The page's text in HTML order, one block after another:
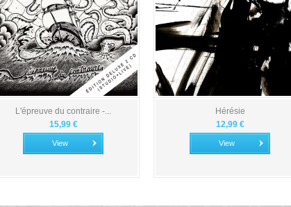
L'épreuve du contraire -...
15,99 €
View
Hérésie
12,99 €
View